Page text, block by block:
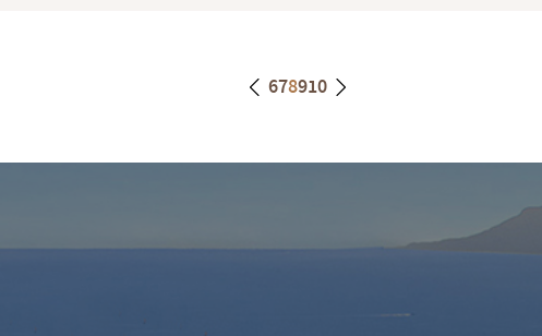
678910